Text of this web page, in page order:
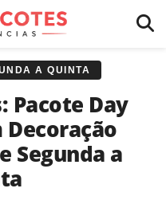
A QUINTA
Pacote Day
Decoração
Segunda a